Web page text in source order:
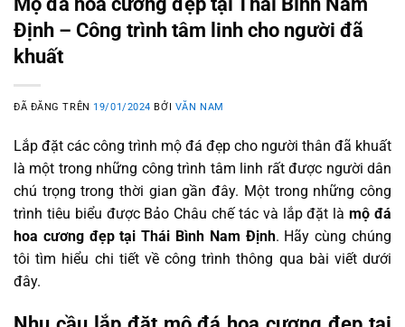
Định – Công trình tâm linh cho người đã
khuất
ĐÃ ĐĂNG TRÊN 19/01/2024 BỞI VĂN NAM
Lắp đặt các công trình mộ đá đẹp cho người thân đã khuất
là một trong những công trình tâm linh rất được người dân
chú trọng trong thời gian gần đây. Một trong những công
trình tiêu biểu được Bảo Châu chế tác và lắp đặt làmộ đá
hoa cương đẹp tại Thái Bình Nam Định. Hãy cùng chúng
tôi tìm hiểu chi tiết về công trình thông qua bài viết dưới
đây.